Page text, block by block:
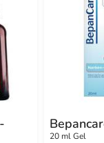
20 ml Gel